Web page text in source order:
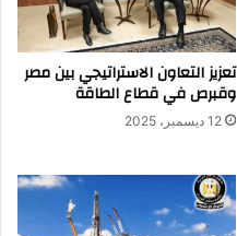
تعزيز التعاون الاستراتيجي بين مصر
وقبرص في قطاع الطاقة
12 ديسمبر، 2025